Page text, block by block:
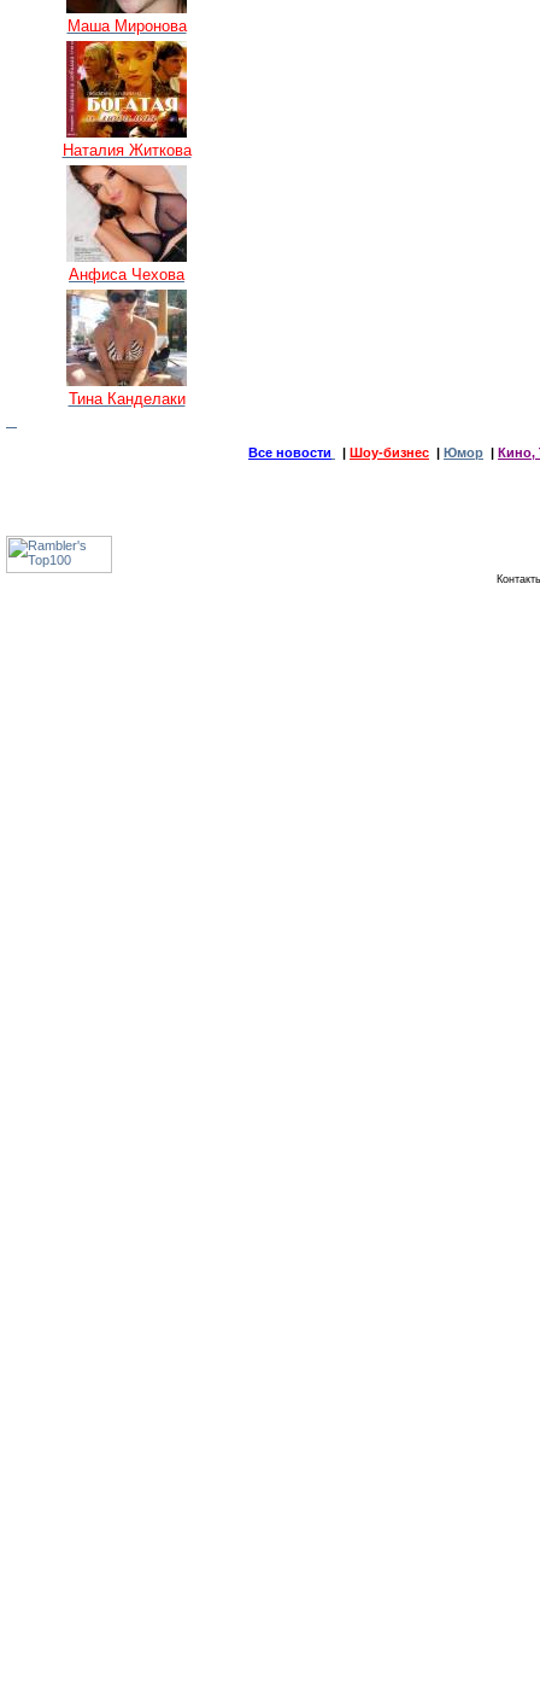
Маша Миронова
Наталия Житкова
Анфиса Чехова
Тина Канделаки
Все новости Шоу-бизнес Юмор Кино,